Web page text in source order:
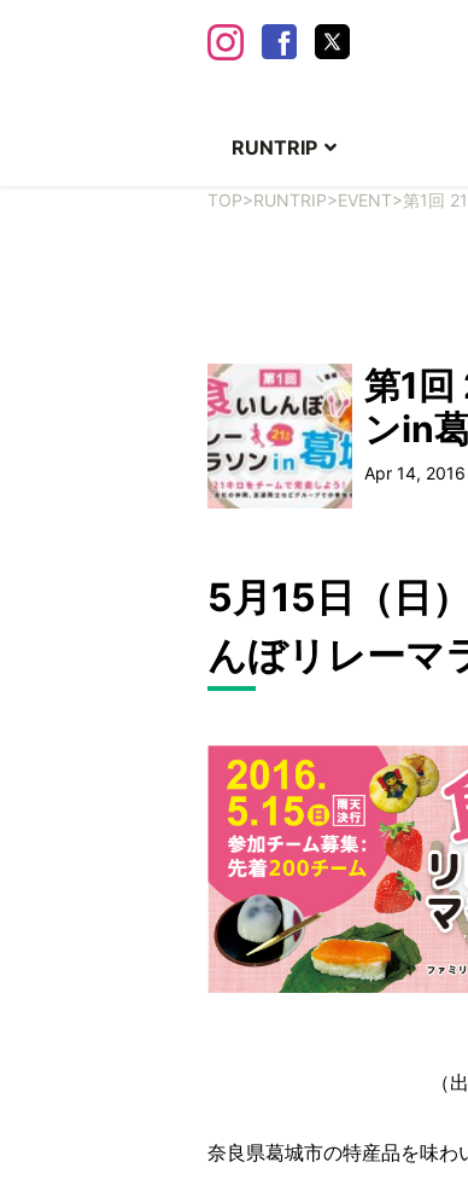
RUNTRIP
TOP>RUNTRIP>EVENT>第1回
第1回
ンin
Apr 14,
5月15日（日
んぼリレーマ
（
奈良県葛城市の特産品を味わ